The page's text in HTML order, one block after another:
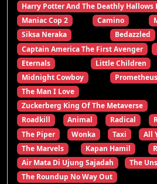
Harry Potter And The Deathly Hallows
Maniac Cop 2
Camino
Siksa Neraka
Bedazzled
Captain America The First Avenger
Eternals
Little Children
Midnight Cowboy
Prometheus
The Man I Love
Zuckerberg King Of The Metaverse
Roadkill
Animal Radical
The Piper
Wonka Taxi All
The Marvels
Kapan Hamil
Air Mata Di Ujung Sajadah
The
The Roundup No Way Out